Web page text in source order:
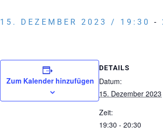
15. DEZEMBER 2023 / 19:30 -
Zum Kalender hinzufügen
DETAILS
Datum:
15. Dezember 2023
Zeit:
19:30 - 20:30